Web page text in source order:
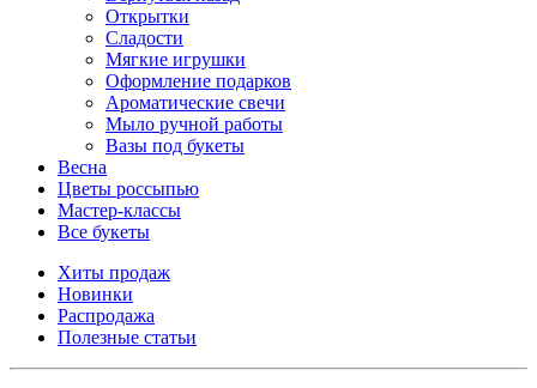
Открытки
Сладости
Мягкие игрушки
Оформление подарков
Ароматические свечи
Мыло ручной работы
Вазы под букеты
Весна
Цветы россыпью
Мастер-классы
Все букеты
Хиты продаж
Новинки
Распродажа
Полезные статьи